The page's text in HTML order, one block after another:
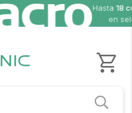
Hasta18 cuotas sin interés
en seleccionados